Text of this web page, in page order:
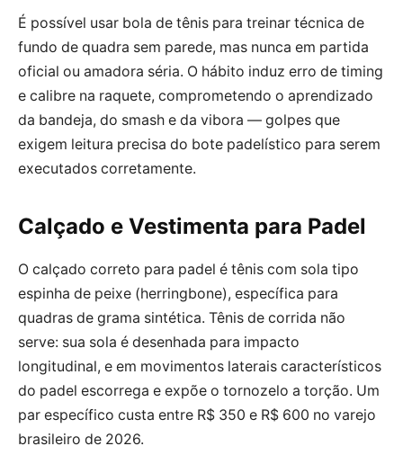
É possível usar bola de tênis para treinar técnica de
fundo de quadra sem parede, mas nunca em partida
oficial ou amadora séria. O hábito induz erro de timing
e calibre na raquete, comprometendo o aprendizado
da bandeja, do smash e da vibora — golpes que
exigem leitura precisa do bote padelístico para serem
executados corretamente.
Calçado e Vestimenta para Padel
O calçado correto para padel é tênis com sola tipo
espinha de peixe (herringbone), específica para
quadras de grama sintética. Tênis de corrida não
serve: sua sola é desenhada para impacto
longitudinal, e em movimentos laterais característicos
do padel escorrega e expõe o tornozelo a torção. Um
par específico custa entre R$ 350 e R$ 600 no varejo
brasileiro de 2026.